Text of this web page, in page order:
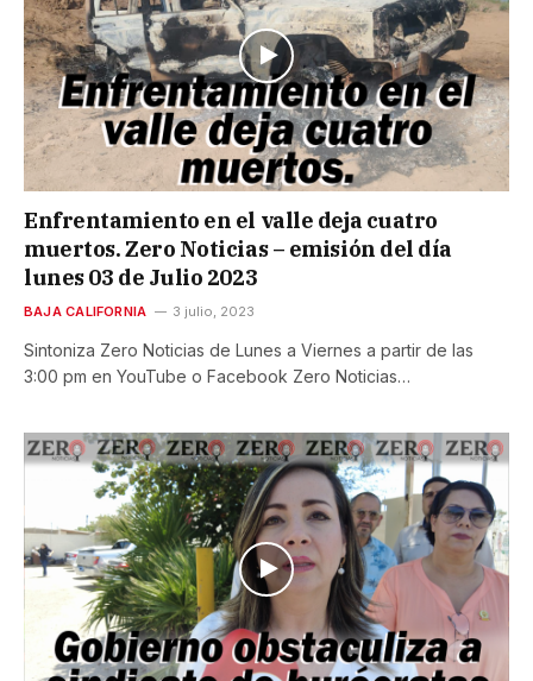
Enfrentamiento en el valle deja cuatro
muertos. Zero Noticias – emisión del día
lunes 03 de Julio 2023
BAJA CALIFORNIA 3 julio, 2023
Sintoniza Zero Noticias de Lunes a Viernes a partir de las
3:00 pm en YouTube o Facebook Zero Noticias…